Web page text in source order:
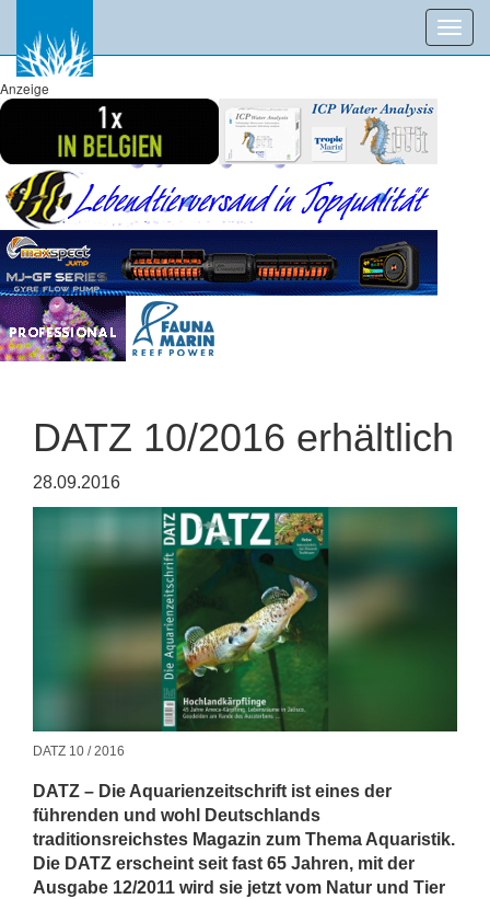
Anzeige
DATZ 10/2016 erhältlich
28.09.2016
DATZ 10 / 2016
DATZ – Die Aquarienzeitschrift ist eines der
führenden und wohl Deutschlands
traditionsreichstes Magazin zum Thema Aquaristik.
Die DATZ erscheint seit fast 65 Jahren, mit der
Ausgabe 12/2011 wird sie jetzt vom Natur und Tier